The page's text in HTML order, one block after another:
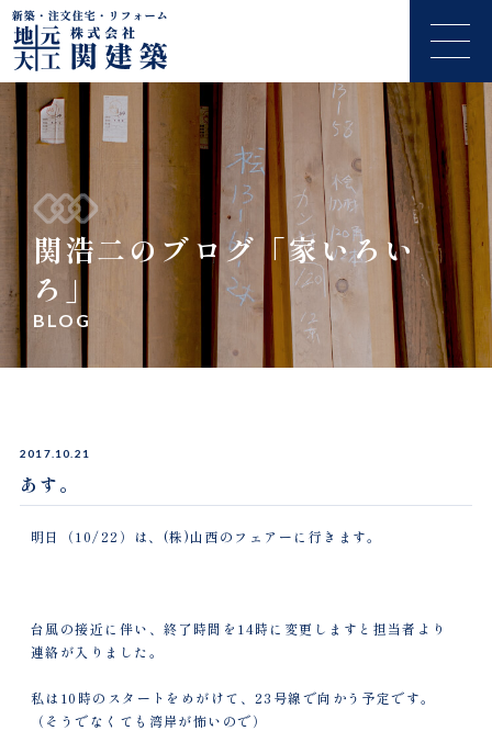
関浩二のブログ「家いろい
ろ」
BLOG
2017.10.21
あす。
明日（10/22）は、(株)山西のフェアーに行きます。
台風の接近に伴い、終了時間を14時に変更しますと担当者より
連絡が入りました。
私は10時のスタートをめがけて、23号線で向かう予定です。
（そうでなくても湾岸が怖いので）